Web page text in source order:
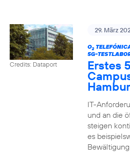
Credits: Dataport
29. März
O2
5G-
Erstes
IT-
und an die
steigen
es